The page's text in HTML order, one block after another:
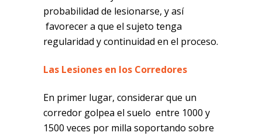
probabilidad de lesionarse, y así
favorecer a que el sujeto tenga
regularidad y continuidad en el proceso.
Las Lesiones en los Corredores
En primer lugar, considerar que un
corredor golpea el suelo entre 1000 y
1500 veces por milla soportando sobre